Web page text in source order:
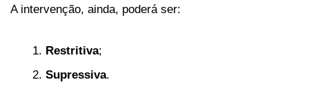
A intervenção, ainda, poderá ser:
Restritiva;
Supressiva.